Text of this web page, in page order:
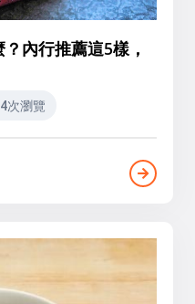
內行推薦這5樣，
次瀏覽